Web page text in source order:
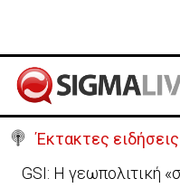
Έκτακτες ειδήσεις
GSI: Η γεωπολιτική